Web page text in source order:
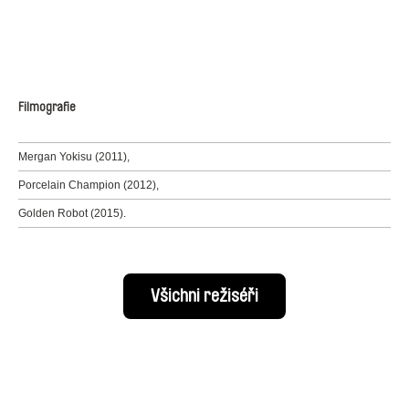
Filmografie
Mergan Yokisu (2011),
Porcelain Champion (2012),
Golden Robot (2015).
Všichni režiséři